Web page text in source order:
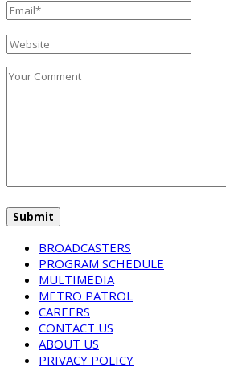
BROADCASTERS
PROGRAM SCHEDULE
MULTIMEDIA
METRO PATROL
CAREERS
CONTACT US
ABOUT US
PRIVACY POLICY